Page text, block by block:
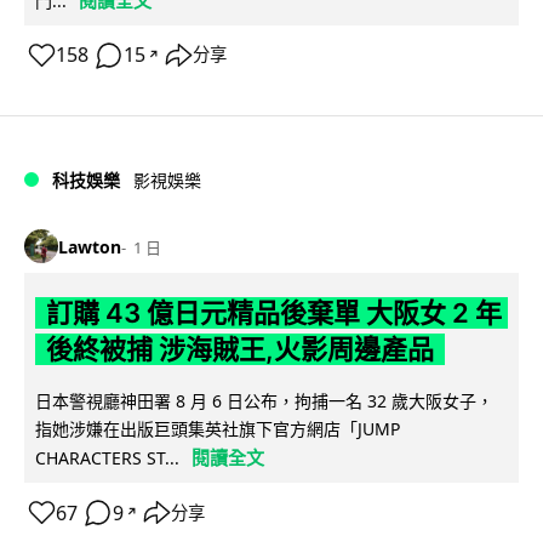
158 15 ↗ 分享
科技娛樂 影視娛樂
Lawton 1 日
訂購 43 億日元精品後棄單 大阪女 2 年
後終被捕 涉海賊王,火影周邊產品
日本警視廳神田署 8 月 6 日公布，拘捕一名 32 歲大阪女子，
指她涉嫌在出版巨頭集英社旗下官方網店「JUMP
CHARACTERS ST...
閱讀全文
67 9 ↗ 分享